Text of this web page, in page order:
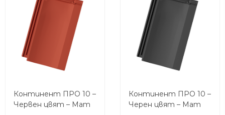
Континент ПРО 10 –
Червен цвят – Мат
Континент ПРО 10 –
Черен цвят – Мат